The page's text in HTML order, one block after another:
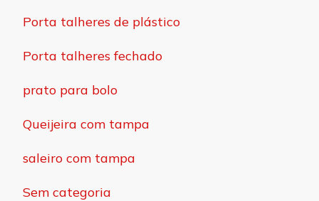
Porta talheres de plástico
Porta talheres fechado
prato para bolo
Queijeira com tampa
saleiro com tampa
Sem categoria